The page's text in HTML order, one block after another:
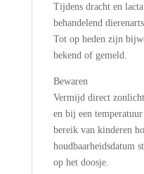
Tijdens dracht en
behandelend dierenarts
Tot op heden zijn
bekend of gemeld.
Bewaren
Vermijd direct
en bij een
bereik van kinderen
houdbaarheidsdatum
op het doosje.